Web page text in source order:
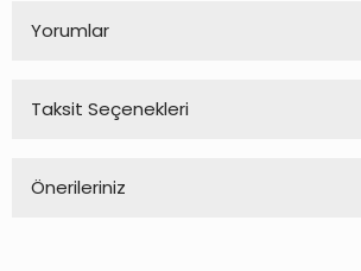
Yorumlar
Taksit Seçenekleri
Önerileriniz